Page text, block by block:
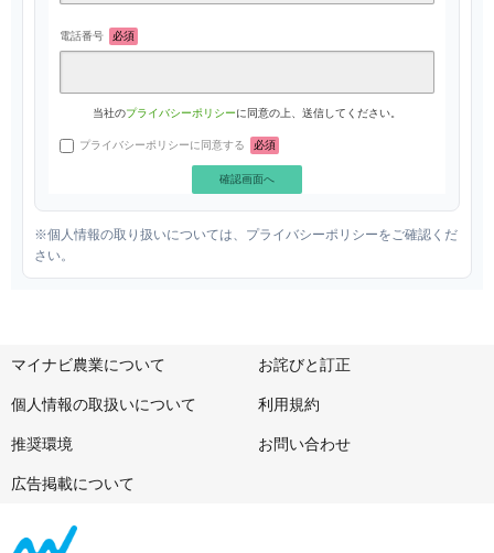
電話番号 必須
当社のプライバシーポリシーに同意の上、送信してください。
プライバシーポリシーに同意する 必須
※個人情報の取り扱いについては、プライバシーポリシーをご確認くだ
さい。
マイナビ農業について お詫びと訂正
個人情報の取扱いについて 利用規約
推奨環境 お問い合わせ
広告掲載について